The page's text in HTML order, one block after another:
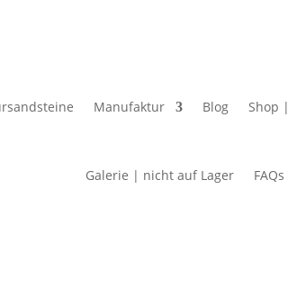
Manufaktur Blog Shop
Galerie | nicht auf Lager FAQs